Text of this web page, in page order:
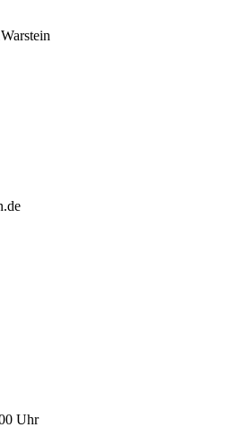
Warstein
Uhr